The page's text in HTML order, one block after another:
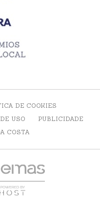
DE COOKIES
USO
PUBLICIDADE
COSTA